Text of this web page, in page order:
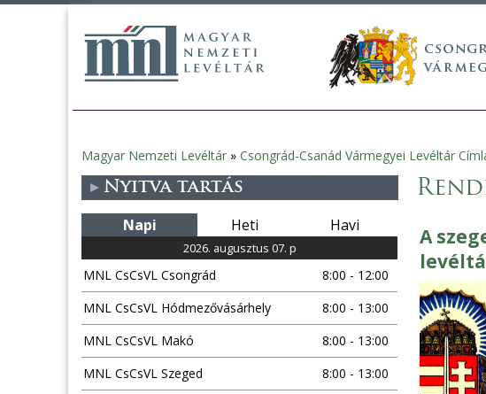
Jelenlegi
hely
Magyar Nemzeti Levéltár » Csongrád-Csanád Vármegyei Levéltár
A
Nyitva tartás
Napi Heti Havi
2026. augusztus 07. p
MNL CsCsVL Csongrád
8:00 - 12:00
MNL CsCsVL Hódmezővásárhely
8:00 - 13:00
MNL CsCsVL Makó
8:00 - 13:00
MNL CsCsVL Szeged
8:00 - 13:00